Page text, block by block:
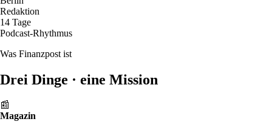
Redaktion
14 Tage
Podcast-Rhythmus
Was Finanzpost ist
Drei Dinge · eine Mission
📰
Magazin